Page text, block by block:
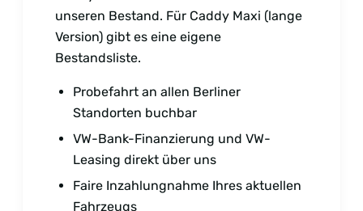
unseren Bestand. Für Caddy Maxi (lange
Version) gibt es eine eigene
Bestandsliste.
Probefahrt an allen Berliner
Standorten buchbar
VW-Bank-Finanzierung und VW-
Leasing direkt über uns
Faire Inzahlungnahme Ihres aktuellen
Fahrzeugs